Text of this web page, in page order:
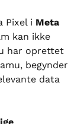
Pixel i Meta
kan ikke
har oprettet
begynder
data